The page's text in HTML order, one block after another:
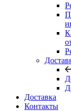
Доставка
Контакты